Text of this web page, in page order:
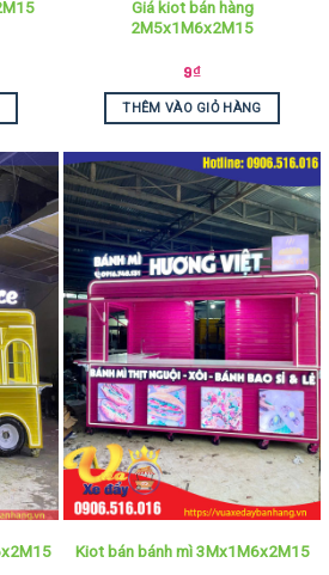
Giá kiot bán hàng
2M5x1M6x2M15
9₫
THÊM VÀO GIỎ HÀNG
Kiot bán bánh mì 3Mx1M6x2M15